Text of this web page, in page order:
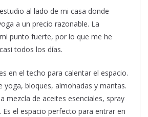
al lado de mi casa donde
a un precio razonable. La
punto fuerte, por lo que me he
todos los días.
en el techo para calentar el espacio.
yoga, bloques, almohadas y mantas.
mezcla de aceites esenciales, spray
Es el espacio perfecto para entrar en